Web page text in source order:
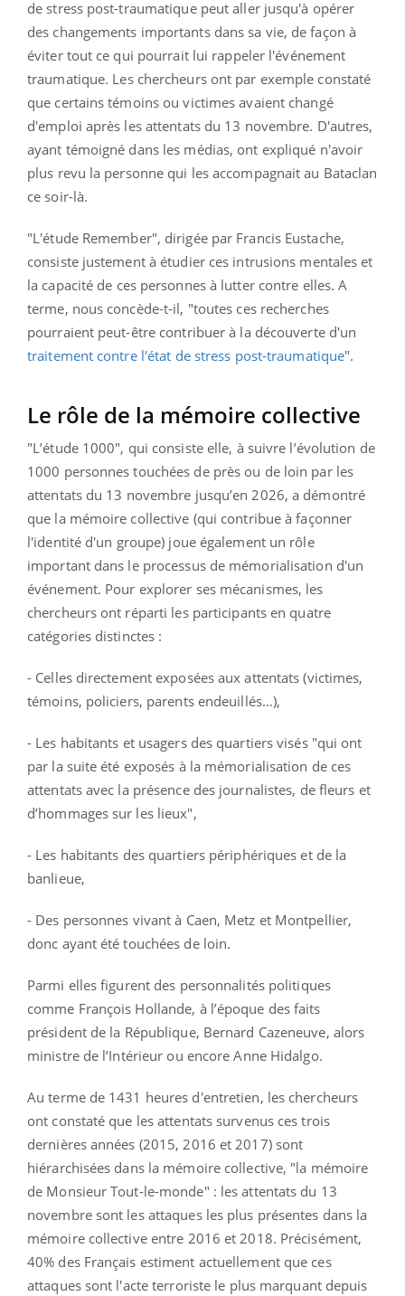
de stress post-traumatique peut aller jusqu'à opérer
des changements importants dans sa vie, de façon à
éviter tout ce qui pourrait lui rappeler l'événement
traumatique. Les chercheurs ont par exemple constaté
que certains témoins ou victimes avaient changé
d'emploi après les attentats du 13 novembre. D'autres,
ayant témoigné dans les médias, ont expliqué n'avoir
plus revu la personne qui les accompagnait au Bataclan
ce soir-là.
"L'étude Remember", dirigée par Francis Eustache,
consiste justement à étudier ces intrusions mentales et
la capacité de ces personnes à lutter contre elles. A
terme, nous concède-t-il, "toutes ces recherches
pourraient peut-être contribuer à la découverte d'un
traitement contre l'état de stress post-traumatique".
Le rôle de la mémoire collective
"L’étude 1000", qui consiste elle, à suivre l’évolution de
1000 personnes touchées de près ou de loin par les
attentats du 13 novembre jusqu’en 2026, a démontré
que la mémoire collective (qui contribue à façonner
l'identité d'un groupe) joue également un rôle
important dans le processus de mémorialisation d'un
événement. Pour explorer ses mécanismes, les
chercheurs ont réparti les participants en quatre
catégories distinctes :
- Celles directement exposées aux attentats (victimes,
témoins, policiers, parents endeuillés…),
- Les habitants et usagers des quartiers visés "qui ont
par la suite été exposés à la mémorialisation de ces
attentats avec la présence des journalistes, de fleurs et
d’hommages sur les lieux",
- Les habitants des quartiers périphériques et de la
banlieue,
- Des personnes vivant à Caen, Metz et Montpellier,
donc ayant été touchées de loin.
Parmi elles figurent des personnalités politiques
comme François Hollande, à l’époque des faits
président de la République, Bernard Cazeneuve, alors
ministre de l’Intérieur ou encore Anne Hidalgo.
Au terme de 1431 heures d'entretien, les chercheurs
ont constaté que les attentats survenus ces trois
dernières années (2015, 2016 et 2017) sont
hiérarchisées dans la mémoire collective, "la mémoire
de Monsieur Tout-le-monde" : les attentats du 13
novembre sont les attaques les plus présentes dans la
mémoire collective entre 2016 et 2018. Précisément,
40% des Français estiment actuellement que ces
attaques sont l'acte terroriste le plus marquant depuis